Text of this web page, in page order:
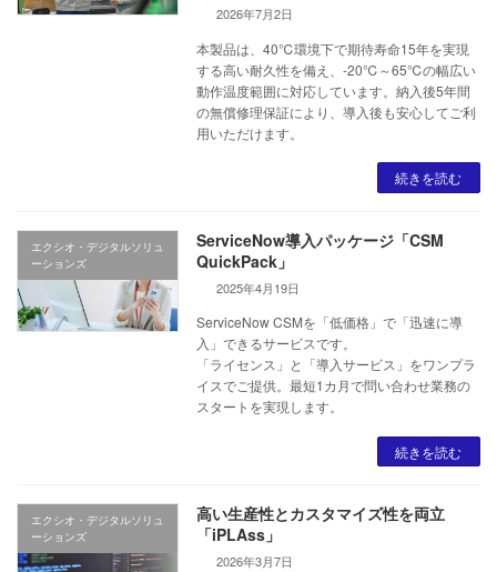
2026年7月2日
本製品は、40℃環境下で期待寿命15年を実現
する高い耐久性を備え、-20℃～65℃の幅広い
動作温度範囲に対応しています。納入後5年間
の無償修理保証により、導入後も安心してご利
用いただけます。
続きを読む
エクシオ・デジタルソリュ
ーションズ
ServiceNow導入パッケージ「CSM
QuickPack」
2025年4月19日
ServiceNow CSMを「低価格」で「迅速に導
入」できるサービスです。
「ライセンス」と「導入サービス」をワンプラ
イスでご提供。最短1カ月で問い合わせ業務の
スタートを実現します。
続きを読む
エクシオ・デジタルソリュ
ーションズ
高い生産性とカスタマイズ性を両立
「iPLAss」
2026年3月7日